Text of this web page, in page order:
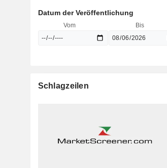
Datum der Veröffentlichung
Vom Bis
Schlagzeilen